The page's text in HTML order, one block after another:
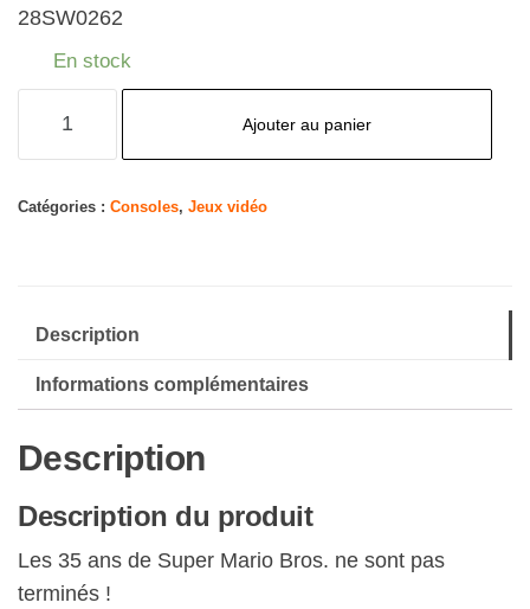
28SW0262
En stock
Console
Rouge/Bleu
Ajouter au panier
Catégories : Consoles, Jeux vidéo
Description
Informations complémentaires
Description
Description du produit
Les 35 ans de Super Mario Bros. ne sont pas
terminés !